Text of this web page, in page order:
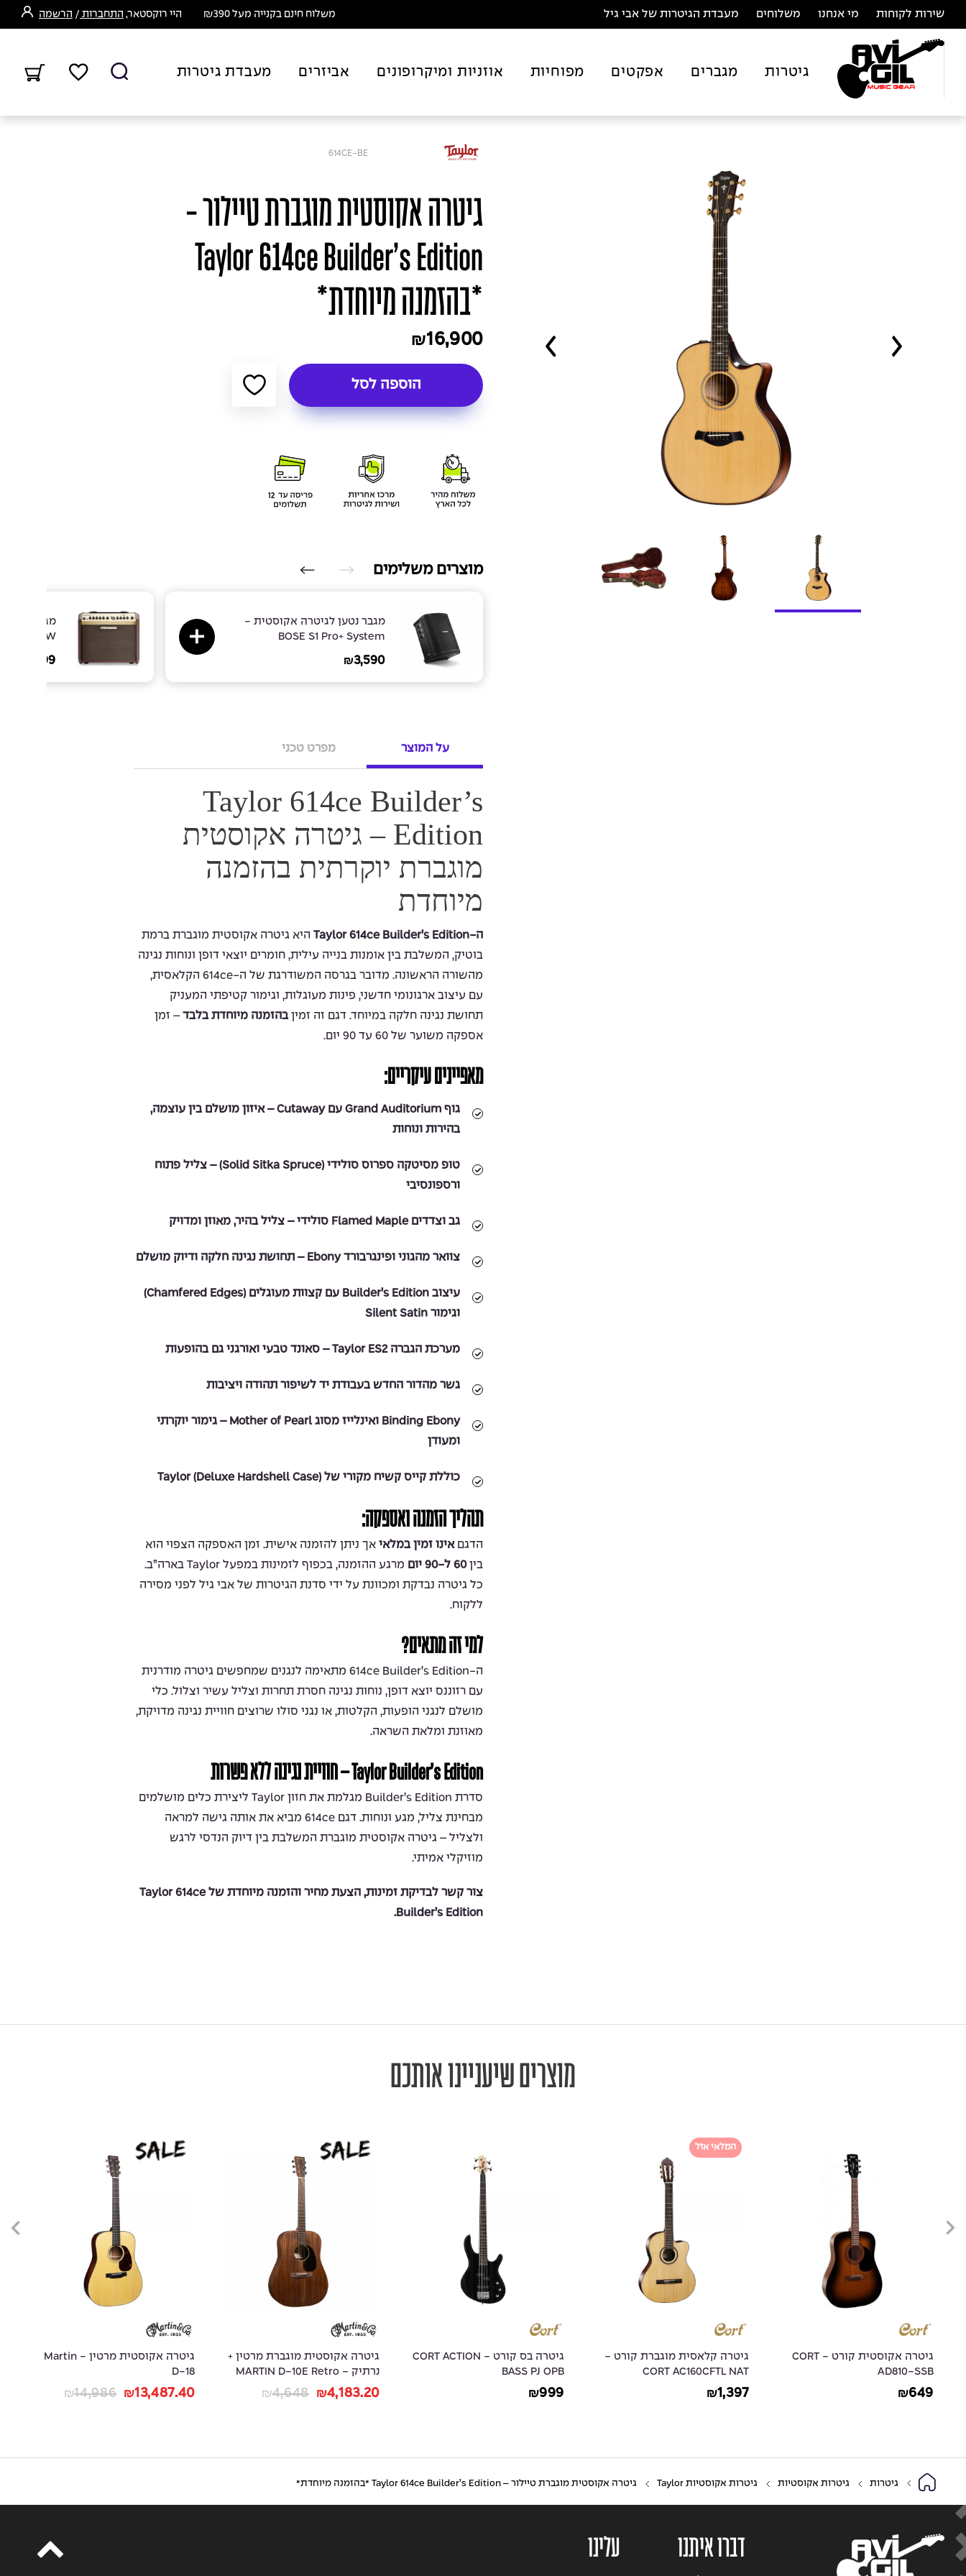
שירות לקוחות מי אנחנו משלוחים מעבדת הגיטרות של אבי גיל משלוח חינם בקנייה מעל ₪390 היי רוקסטאר, התחברות / הרשמה
גיטרות מגברים אפקטים מפוחיות אוזניות ומיקרופונים אביזרים מעבדת גיטרות
614CE-BE
גיטרה אקוסטית מוגברת טיילור -
Taylor 614ce Builder's Edition
*בהזמנה מיוחדת*
₪16,900
הוספה לסל
מוצרים משלימים
מגבר נטען לגיטרה אקוסטית -
BOSE S1 Pro+ System
₪3,590
מגבר
BT 60W
2,299
על המוצר מפרט טכני
Taylor 614ce Builder’s
Edition – גיטרה אקוסטית
מוגברת יוקרתית בהזמנה
מיוחדת
ה-Taylor 614ce Builder’s Edition
היא גיטרה אקוסטית מוגברת ברמת
בוטיק, המשלבת בין אומנות בנייה עילית, חומרים יוצאי דופן ונוחות נגינה
מהשורה הראשונה. מדובר בגרסה המשודרגת של ה-614ce הקלאסית,
עם עיצוב ארגונומי חדשני, פינות מעוגלות, וגימור קטיפתי המעניק
תחושת נגינה חלקה במיוחד. דגם זה זמין בהזמנה מיוחדת בלבד – זמן
אספקה משוער של 60 עד 90 יום.
מאפיינים עיקריים:
גוף Grand Auditorium עם Cutaway – איזון מושלם בין עוצמה,
בהירות ונוחות
טופ מסיטקה ספרוס סולידי (Solid Sitka Spruce) – צליל פתוח
ורספונסיבי
גב וצדדים Flamed Maple סולידי – צליל בהיר, מאוזן ומדויק
צוואר מהגוני ופינגרבורד Ebony – תחושת נגינה חלקה ודיוק מושלם
עיצוב Builder’s Edition עם קצוות מעוגלים (Chamfered Edges)
וגימור Silent Satin
מערכת הגברה Taylor ES2 – סאונד טבעי ואורגני גם בהופעות
גשר מהדור החדש בעבודת יד לשיפור תהודה ויציבות
Binding Ebony ואינלייז מסוג Mother of Pearl – גימור יוקרתי
ומעודן
כוללת קייס קשיח מקורי של Taylor (Deluxe Hardshell Case)
תהליך הזמנה ואספקה:
הדגםאינו זמין במלאי אך ניתן להזמנה אישית. זמן האספקה הצפוי הוא
בין60 ל-90 יום
מרגע ההזמנה, בכפוף לזמינות במפעל Taylor בארה”ב.
כל גיטרה נבדקת ומכוונת על ידי סדנת הגיטרות של אבי גיל לפני מסירה
ללקוח.
למי זה מתאים?
ה-614ce Builder’s Edition מתאימה לנגנים שמחפשים גיטרה מודרנית
עם רזוננס יוצא דופן, נוחות נגינה חסרת תחרות וצליל עשיר וצלול. כלי
מושלם לנגני הופעות, הקלטות, או נגני סולו שרוצים חוויית נגינה מדויקת,
מאוזנת ומלאת השראה.
Taylor Builder’s Edition – חוויית נגינה ללא פשרות
סדרת Builder’s Edition מגלמת את חזון Taylor ליצירת כלים מושלמים
מבחינת צליל, מגע ונוחות. דגם 614ce מביא את אותה גישה למראה
ולצליל – גיטרה אקוסטית מוגברת המשלבת בין דיוק הנדסי לרגש
מוזיקלי אמיתי.
צור קשר לבדיקת זמינות, הצעת מחיר והזמנה מיוחדת של Taylor 614ce
Builder’s Edition.
מוצרים שיעניינו אותכם
גיטרה אקוסטית קורט - CORT
AD810-SSB
₪649
המלאי אזל
גיטרה קלאסית מוגברת קורט -
CORT AC160CFTL NAT
₪1,397
גיטרה בס קורט - CORT ACTION
BASS PJ OPB
₪999
גיטרה אקוסטית מוגברת מרטין +
נרתיק - MARTIN D-10E Retro
Sapele Top
₪4,648 ₪4,183.20
גיטרה אקוסטית מרטין - Martin
D-18
₪14,986 ₪13,487.40
גיטרות גיטרות אקוסטיות גיטרות אקוסטיות Taylor גיטרה אקוסטית מוגברת טיילור – Taylor 614ce Builder’s Edition *בהזמנה מיוחדת*
דברו איתנו עלינו